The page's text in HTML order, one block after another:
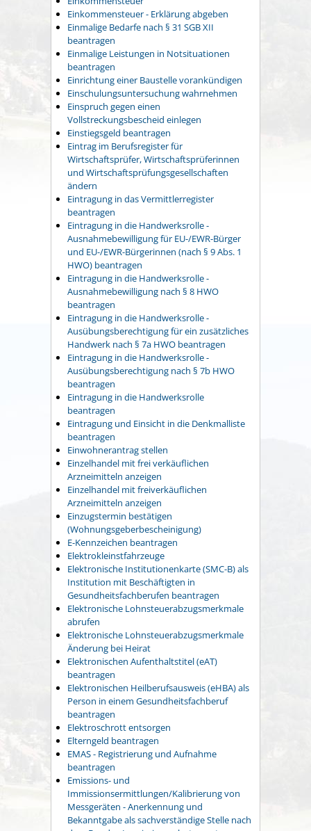
Einkommensteuer - Erklärung abgeben
Einmalige Bedarfe nach § 31 SGB XII
beantragen
Einmalige Leistungen in Notsituationen
beantragen
Einrichtung einer Baustelle vorankündigen
Einschulungsuntersuchung wahrnehmen
Einspruch gegen einen
Vollstreckungsbescheid einlegen
Einstiegsgeld beantragen
Eintrag im Berufsregister für
Wirtschaftsprüfer, Wirtschaftsprüferinnen
und Wirtschaftsprüfungsgesellschaften
ändern
Eintragung in das Vermittlerregister
beantragen
Eintragung in die Handwerksrolle -
Ausnahmebewilligung für EU-/EWR-Bürger
und EU-/EWR-Bürgerinnen (nach § 9 Abs. 1
HWO) beantragen
Eintragung in die Handwerksrolle -
Ausnahmebewilligung nach § 8 HWO
beantragen
Eintragung in die Handwerksrolle -
Ausübungsberechtigung für ein zusätzliches
Handwerk nach § 7a HWO beantragen
Eintragung in die Handwerksrolle -
Ausübungsberechtigung nach § 7b HWO
beantragen
Eintragung in die Handwerksrolle
beantragen
Eintragung und Einsicht in die Denkmalliste
beantragen
Einwohnerantrag stellen
Einzelhandel mit frei verkäuflichen
Arzneimitteln anzeigen
Einzelhandel mit freiverkäuflichen
Arzneimitteln anzeigen
Einzugstermin bestätigen
(Wohnungsgeberbescheinigung)
E-Kennzeichen beantragen
Elektrokleinstfahrzeuge
Elektronische Institutionenkarte (SMC-B) als
Institution mit Beschäftigten in
Gesundheitsfachberufen beantragen
Elektronische Lohnsteuerabzugsmerkmale
abrufen
Elektronische Lohnsteuerabzugsmerkmale
Änderung bei Heirat
Elektronischen Aufenthaltstitel (eAT)
beantragen
Elektronischen Heilberufsausweis (eHBA) als
Person in einem Gesundheitsfachberuf
beantragen
Elektroschrott entsorgen
Elterngeld beantragen
EMAS - Registrierung und Aufnahme
beantragen
Emissions- und
Immissionsermittlungen/Kalibrierung von
Messgeräten - Anerkennung und
Bekanntgabe als sachverständige Stelle nach